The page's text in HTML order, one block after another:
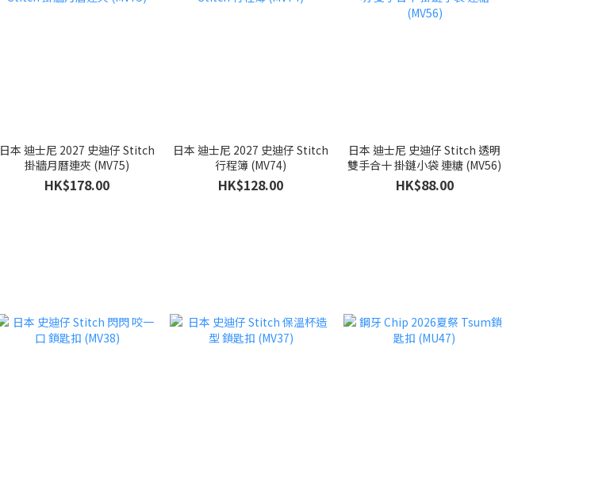
日本 迪士尼 2027 史迪仔 Stitch
掛牆月曆連夾 (MV75)
HK$178.00
日本 迪士尼 2027 史迪仔 Stitch
行程簿 (MV74)
HK$128.00
日本 迪士尼 史迪仔 Stitch 透明
雙手合十 掛鏈小袋 連糖 (MV56)
HK$88.00